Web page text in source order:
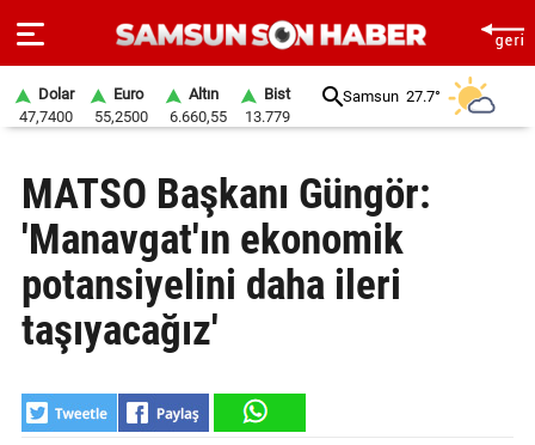
SAYFA
SAMSUN
HABER
SAMSUNSPOR
SİYASET
Dolar
47,7400
Euro
55,2500
Altın
6.660,55
Bist
13.779
Samsun 27.7°
MATSO Başkanı Güngör:
'Manavgat'ın ekonomik
potansiyelini daha ileri
taşıyacağız'